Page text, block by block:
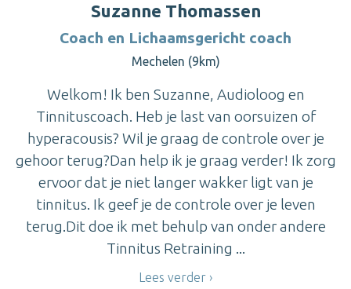
Suzanne Thomassen
Coach en Lichaamsgericht coach
Mechelen (9km)
Welkom! Ik ben Suzanne, Audioloog en
Tinnituscoach. Heb je last van oorsuizen of
hyperacousis? Wil je graag de controle over je
gehoor terug?Dan help ik je graag verder! Ik zorg
ervoor dat je niet langer wakker ligt van je
tinnitus. Ik geef je de controle over je leven
terug.Dit doe ik met behulp van onder andere
Tinnitus Retraining ...
Lees verder